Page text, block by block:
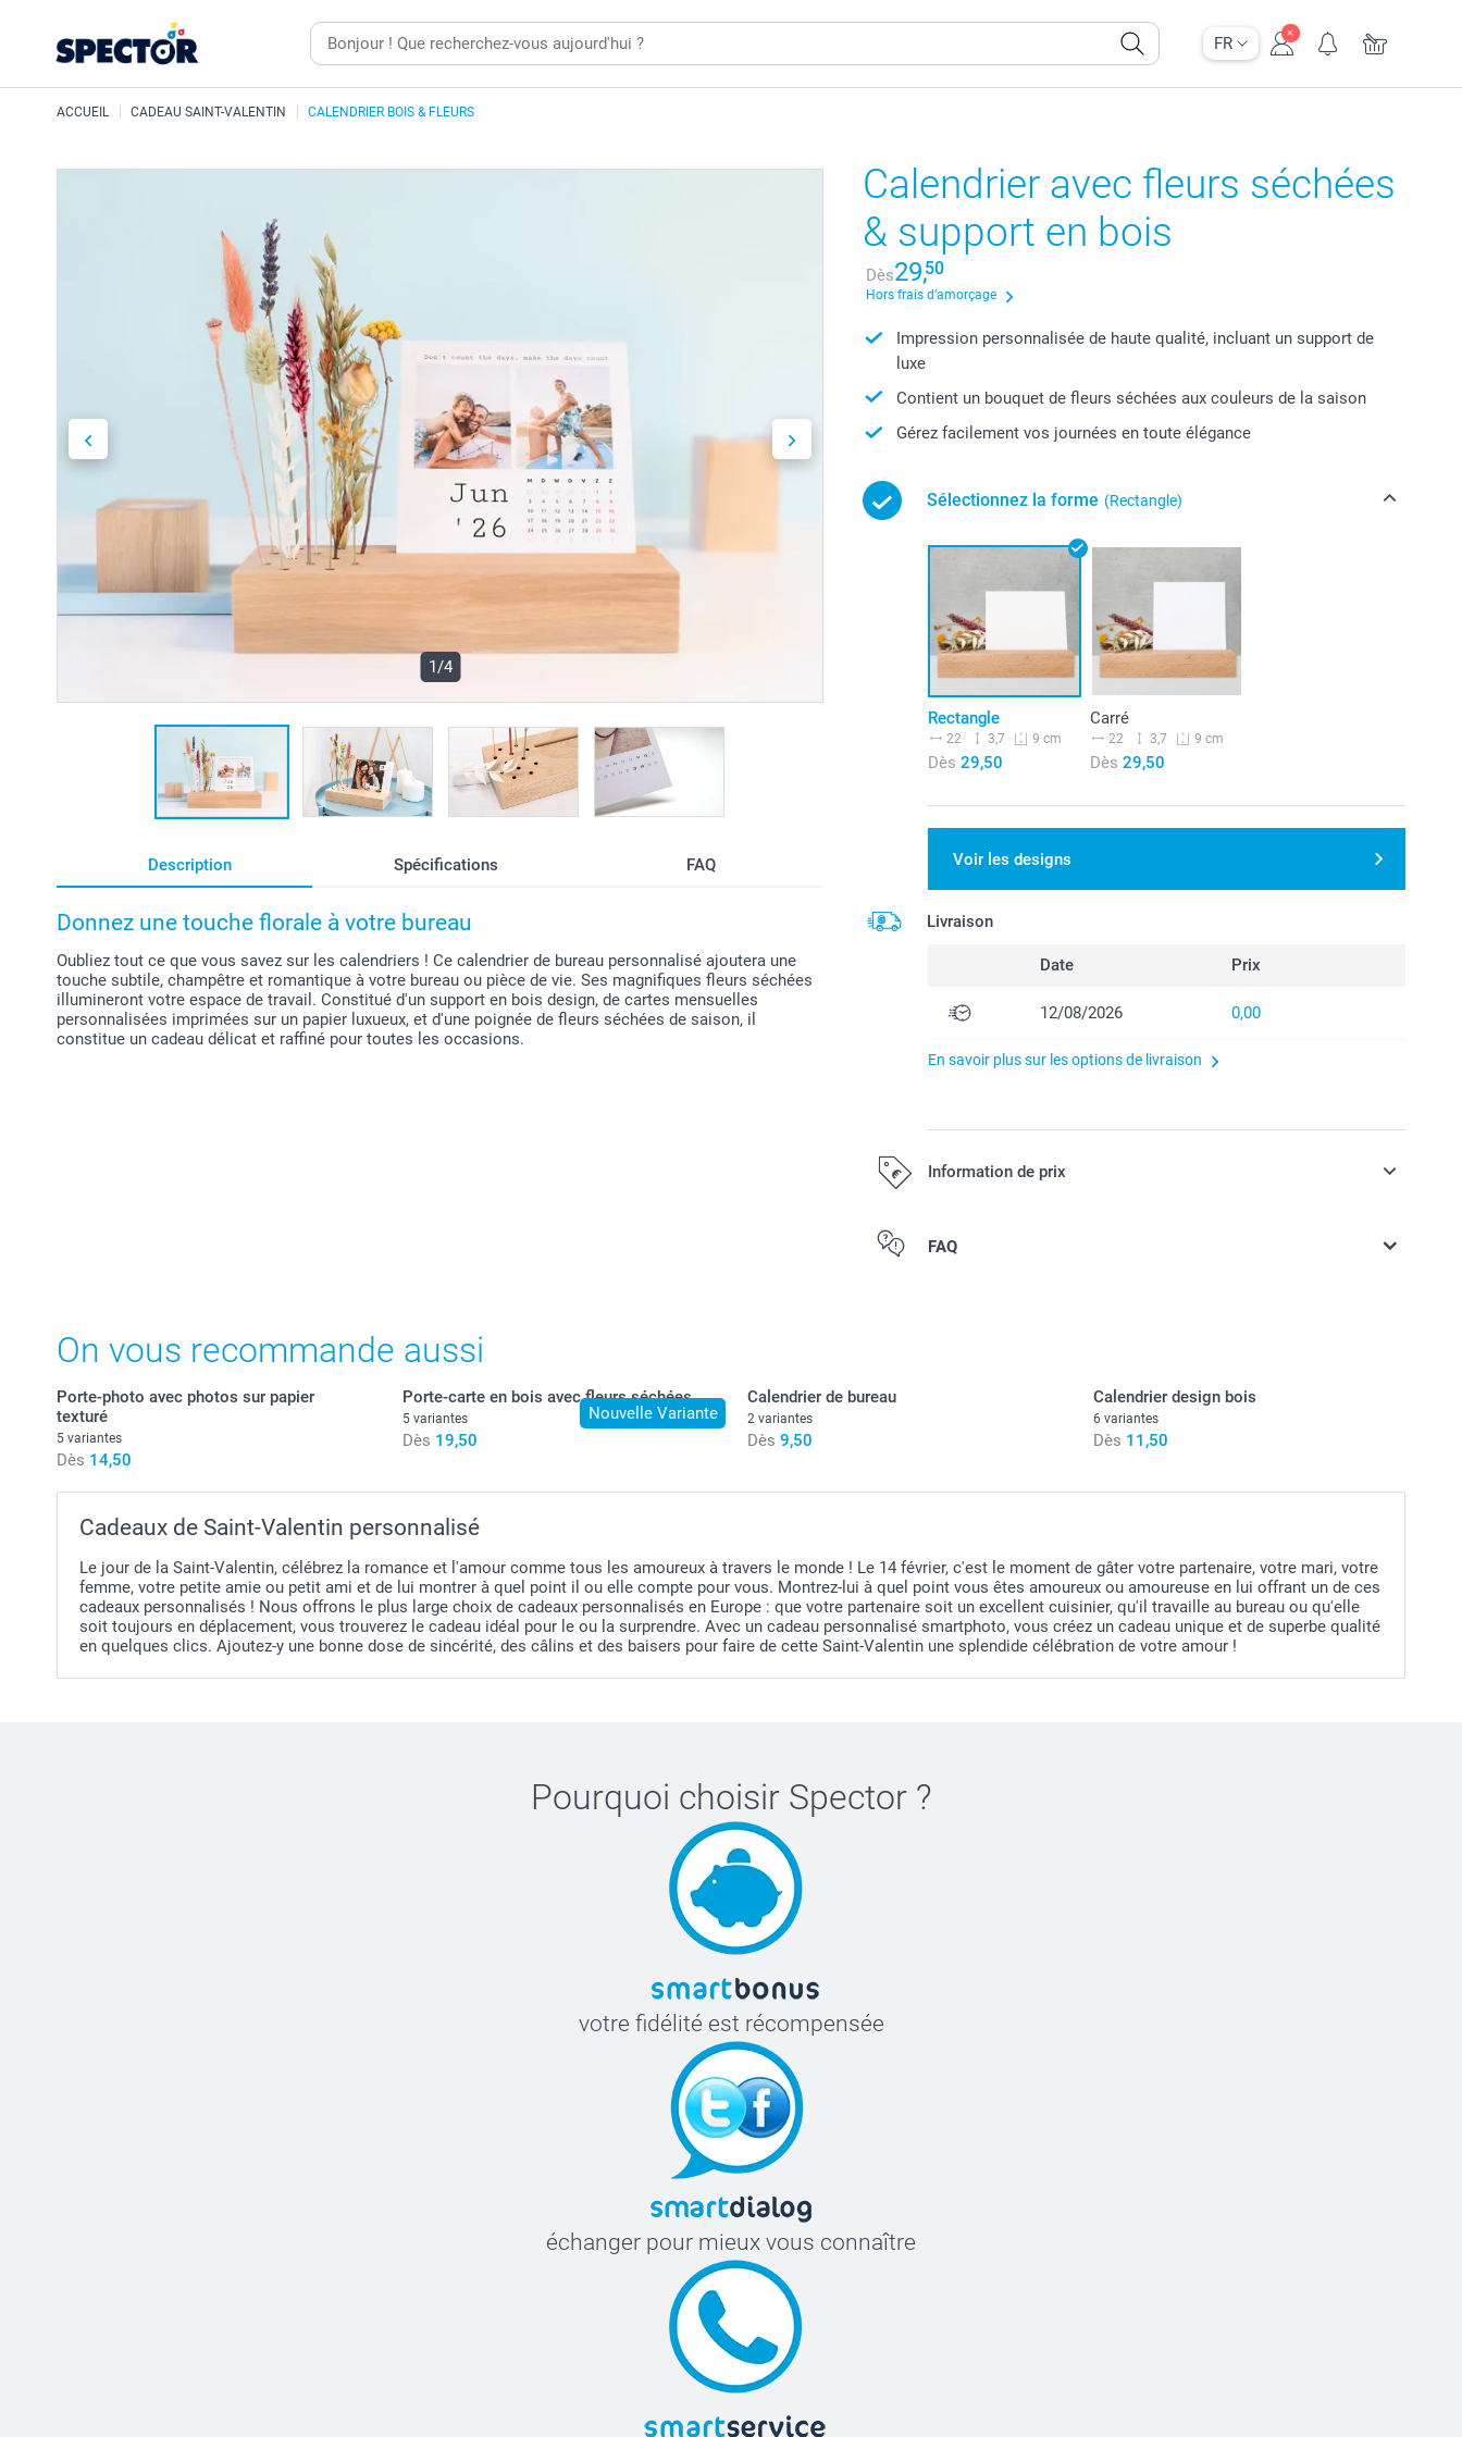
FR
ACCUEIL CADEAU SAINT-VALENTIN CALENDRIER BOIS & FLEURS
1/4
Description Spécifications FAQ
Donnez une touche florale à votre bureau
Oubliez tout ce que vous savez sur les calendriers ! Ce calendrier de bureau personnalisé ajoutera une
touche subtile, champêtre et romantique à votre bureau ou pièce de vie. Ses magnifiques fleurs séchées
illumineront votre espace de travail. Constitué d'un support en bois design, de cartes mensuelles
personnalisées imprimées sur un papier luxueux, et d'une poignée de fleurs séchées de saison, il
constitue un cadeau délicat et raffiné pour toutes les occasions.
Calendrier avec fleurs séchées
& support en bois
Dès29,50
Hors frais d’amorçage
Impression personnalisée de haute qualité, incluant un support de
luxe
Contient un bouquet de fleurs séchées aux couleurs de la saison
Gérez facilement vos journées en toute élégance
Sélectionnez la forme (Rectangle)
Rectangle
22 3,7 9 cm
Dès 29,50
Carré
22 3,7 9 cm
Dès 29,50
Voir les designs
Livraison
Date Prix
12/08/2026 0,00
En savoir plus sur les options de livraison
Information de prix
Tous les prix sont TVA incluse
FAQ
On vous recommande aussi
Porte-photo avec photos sur papier
texturé
5 variantes
Dès 14,50
Nouvelle Variante
Porte-carte en bois avec fleurs séchées
5 variantes
Dès 19,50
Calendrier de bureau
2 variantes
Dès 9,50
Calendrier design bois
6 variantes
Dès 11,50
Cadeaux de Saint-Valentin personnalisé
Le jour de la Saint-Valentin, célébrez la romance et l'amour comme tous les amoureux à travers le monde ! Le 14 février, c'est le moment de gâter votre partenaire, votre mari, votre
femme, votre petite amie ou petit ami et de lui montrer à quel point il ou elle compte pour vous. Montrez-lui à quel point vous êtes amoureux ou amoureuse en lui offrant un de ces
cadeaux personnalisés ! Nous offrons le plus large choix de cadeaux personnalisés en Europe : que votre partenaire soit un excellent cuisinier, qu'il travaille au bureau ou qu'elle
soit toujours en déplacement, vous trouverez le cadeau idéal pour le ou la surprendre. Avec un cadeau personnalisé smartphoto, vous créez un cadeau unique et de superbe qualité
en quelques clics. Ajoutez-y une bonne dose de sincérité, des câlins et des baisers pour faire de cette Saint-Valentin une splendide célébration de votre amour !
Pourquoi choisir Spector?
votre fidélité est récompensée
échanger pour mieux vous connaître